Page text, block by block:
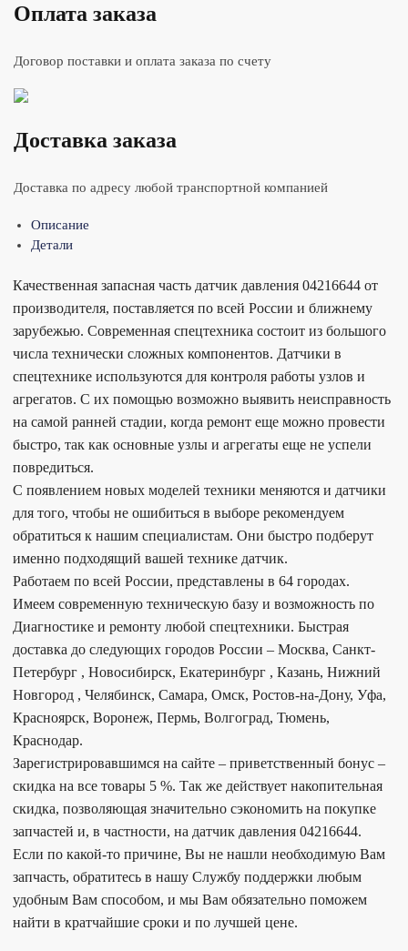
Оплата заказа
Договор поставки и оплата заказа по счету
Доставка заказа
Доставка по адресу любой транспортной компанией
Описание
Детали
Качественная запасная часть датчик давления 04216644 от
производителя, поставляется по всей России и ближнему
зарубежью. Современная спецтехника состоит из большого
числа технически сложных компонентов. Датчики в
спецтехнике используются для контроля работы узлов и
агрегатов. С их помощью возможно выявить неисправность
на самой ранней стадии, когда ремонт еще можно провести
быстро, так как основные узлы и агрегаты еще не успели
повредиться.
С появлением новых моделей техники меняются и датчики
для того, чтобы не ошибиться в выборе рекомендуем
обратиться к нашим специалистам. Они быстро подберут
именно подходящий вашей технике датчик.
Работаем по всей России, представлены в 64 городах.
Имеем современную техническую базу и возможность по
Диагностике и ремонту любой спецтехники. Быстрая
доставка до следующих городов России – Москва, Санкт-
Петербург , Новосибирск, Екатеринбург , Казань, Нижний
Новгород , Челябинск, Самара, Омск, Ростов-на-Дону, Уфа,
Красноярск, Воронеж, Пермь, Волгоград, Тюмень,
Краснодар.
Зарегистрировавшимся на сайте – приветственный бонус –
скидка на все товары 5 %. Так же действует накопительная
скидка, позволяющая значительно сэкономить на покупке
запчастей и, в частности, на датчик давления 04216644.
Если по какой-то причине, Вы не нашли необходимую Вам
запчасть, обратитесь в нашу Службу поддержки любым
удобным Вам способом, и мы Вам обязательно поможем
найти в кратчайшие сроки и по лучшей цене.